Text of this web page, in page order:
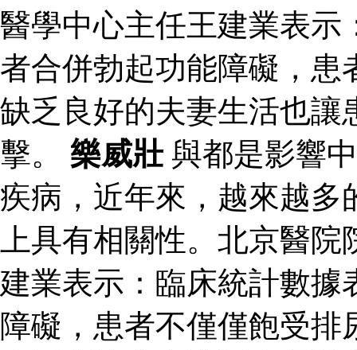
醫學中心主任王建業表示
者合併勃起功能障礙，患
缺乏良好的夫妻生活也讓
擊。 樂威壯與都是影響
疾病，近年來，越來越多
上具有相關性。北京醫
建業表示：臨床統計數據
障礙，患者不僅僅飽受